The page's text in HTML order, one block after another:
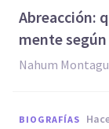
Abreacción:
mente
Nahum
BIOGRAFÍAS